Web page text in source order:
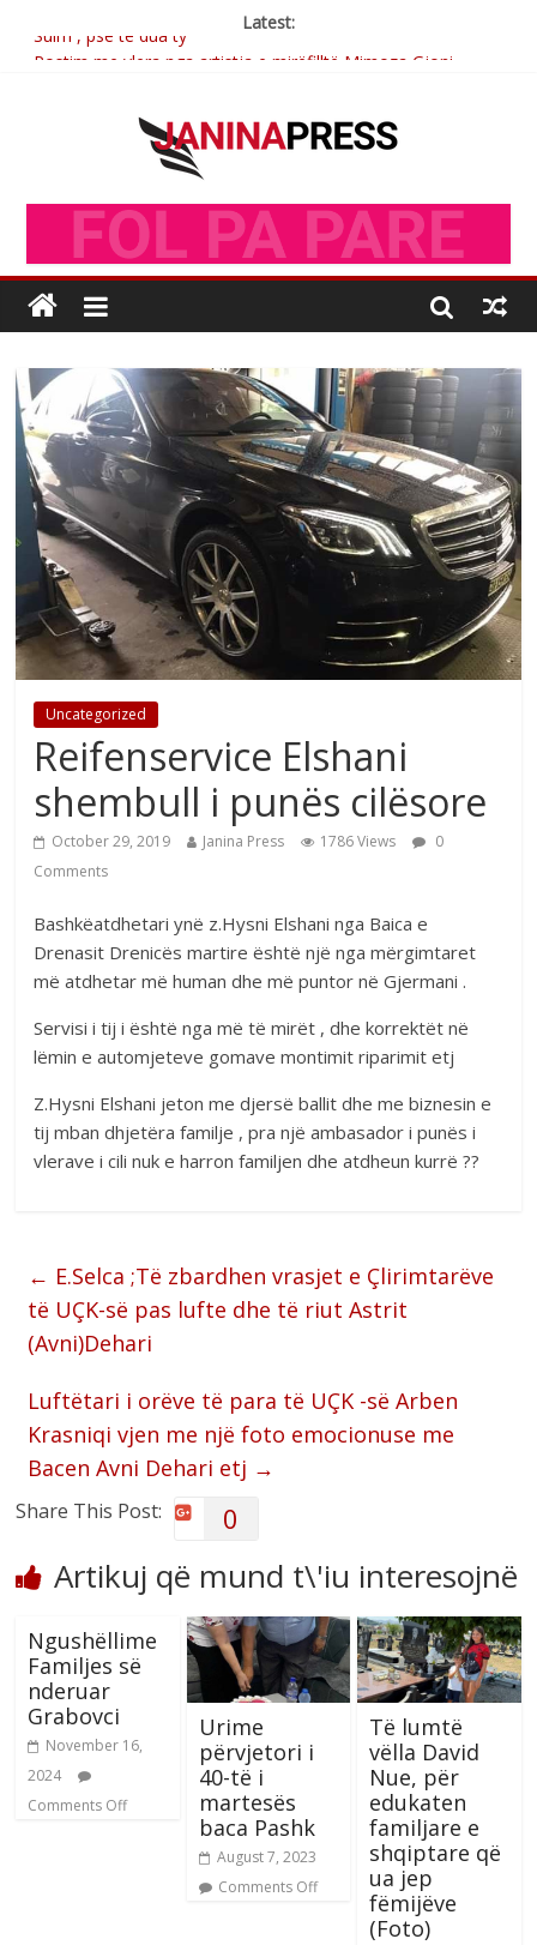
Latest:
Postim me vlera nga artistja e mirëfilltë Mimoza Gjoni
Brahim Çekaj njē veprimtar i respektuar i çeshtjës kombëtare
Uncategorized
Reifenservice Elshani
shembull i punës cilësore
October 29, 2019 Janina Press 1786 Views
0
Comments
Bashkëatdhetari ynë z.Hysni Elshani nga Baica e
Drenasit Drenicës martire është një nga mërgimtaret
më atdhetar më human dhe më puntor në Gjermani .
Servisi i tij i është nga më të mirët , dhe korrektët në
lëmin e automjeteve gomave montimit riparimit etj
Z.Hysni Elshani jeton me djersë ballit dhe me biznesin e
tij mban dhjetëra familje , pra një ambasador i punës i
vlerave i cili nuk e harron familjen dhe atdheun kurrë ??
← E.Selca ;Të zbardhen vrasjet e Çlirimtarëve
të UÇK-së pas lufte dhe të riut Astrit
(Avni)Dehari
Luftëtari i orëve të para të UÇK -së Arben
Krasniqi vjen me një foto emocionuse me
Bacen Avni Dehari etj →
Share This Post: 0
Artikuj që mund t\'iu interesojnë
Ngushëllime
Familjes së
nderuar
Grabovci
November 16,
2024
Comments Off
Urime
përvjetori i
40-të i
martesës
baca Pashk
August 7, 2023
Comments Off
Të lumtë
vëlla David
Nue, për
edukaten
familjare e
shqiptare që
ua jep
fëmijëve
(Foto)